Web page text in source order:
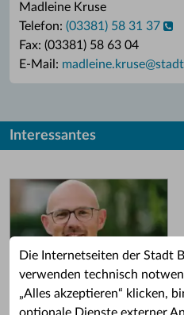
Die Internetseiten der Stadt
verwenden technisch
„Alles akzeptieren“ klicken,
Madleine Kruse
Telefon: (03381) 58 31 37
Fax: (03381) 58 63 04
E-Mail: madleine.kruse@
Interessantes
Grußwort des OB